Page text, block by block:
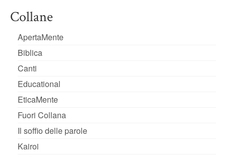
Collane
ApertaMente
Biblica
Canti
Educational
EticaMente
Fuori Collana
Il soffio delle parole
Kairoi